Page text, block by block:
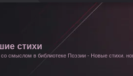
стихи
со смыслом в библиотеке Поэзии - Новые стихи.